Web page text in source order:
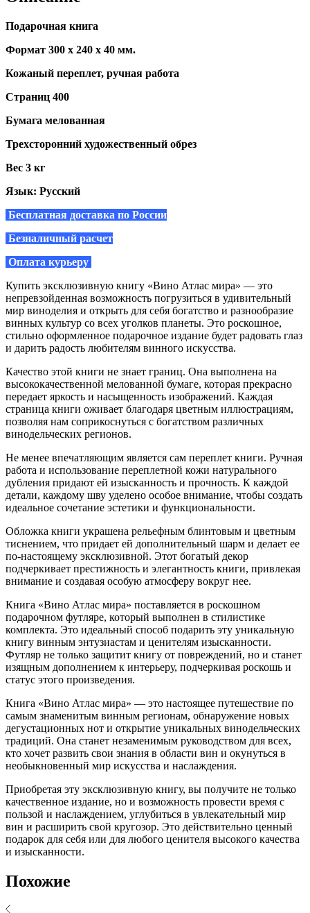
Подарочная книга
Формат 300 х 240 х 40 мм.
Кожаный переплет, ручная работа
Страниц 400
Бумага мелованная
Трехсторонний художественный обрез
Вес 3 кг
Язык: Русский
Бесплатная доставка по России
Безналичный расчет
Оплата курьеру
Купить эксклюзивную книгу «Вино Атлас мира» — это
непревзойденная возможность погрузиться в удивительный
мир виноделия и открыть для себя богатство и разнообразие
винных культур со всех уголков планеты. Это роскошное,
стильно оформленное подарочное издание будет радовать глаз
и дарить радость любителям винного искусства.
Качество этой книги не знает границ. Она выполнена на
высококачественной мелованной бумаге, которая прекрасно
передает яркость и насыщенность изображений. Каждая
страница книги оживает благодаря цветным иллюстрациям,
позволяя нам соприкоснуться с богатством различных
винодельческих регионов.
Не менее впечатляющим является сам переплет книги. Ручная
работа и использование переплетной кожи натурального
дубления придают ей изысканность и прочность. К каждой
детали, каждому шву уделено особое внимание, чтобы создать
идеальное сочетание эстетики и функциональности.
Обложка книги украшена рельефным блинтовым и цветным
тиснением, что придает ей дополнительный шарм и делает ее
по-настоящему эксклюзивной. Этот богатый декор
подчеркивает престижность и элегантность книги, привлекая
внимание и создавая особую атмосферу вокруг нее.
Книга «Вино Атлас мира» поставляется в роскошном
подарочном футляре, который выполнен в стилистике
комплекта. Это идеальный способ подарить эту уникальную
книгу винным энтузиастам и ценителям изысканности.
Футляр не только защитит книгу от повреждений, но и станет
изящным дополнением к интерьеру, подчеркивая роскошь и
статус этого произведения.
Книга «Вино Атлас мира» — это настоящее путешествие по
самым знаменитым винным регионам, обнаружение новых
дегустационных нот и открытие уникальных винодельческих
традиций. Она станет незаменимым руководством для всех,
кто хочет развить свои знания в области вин и окунуться в
необыкновенный мир искусства и наслаждения.
Приобретая эту эксклюзивную книгу, вы получите не только
качественное издание, но и возможность провести время с
пользой и наслаждением, углубиться в увлекательный мир
вин и расширить свой кругозор. Это действительно ценный
подарок для себя или для любого ценителя высокого качества
и изысканности.
Похожие